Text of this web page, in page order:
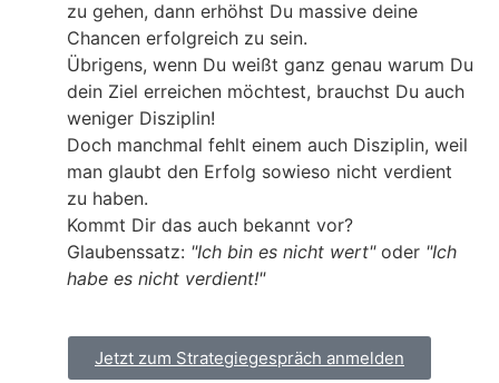
zu gehen, dann erhöhst Du massive deine
Chancen erfolgreich zu sein.
Übrigens, wenn Du weißt ganz genau warum Du
dein Ziel erreichen möchtest, brauchst Du auch
weniger Disziplin!
Doch manchmal fehlt einem auch Disziplin, weil
man glaubt den Erfolg sowieso nicht verdient
zu haben.
Kommt Dir das auch bekannt vor?
Glaubenssatz: "Ich bin es nicht wert"oder "Ich
habe es nicht verdient!"
Jetzt zum Strategiegespräch anmelden